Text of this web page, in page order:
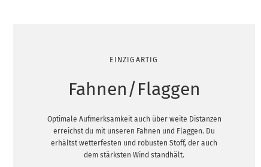
EINZIGARTIG
Fahnen/Flaggen
Optimale Aufmerksamkeit auch über weite Distanzen
erreichst du mit unseren Fahnen und Flaggen. Du
erhältst wetterfesten und robusten Stoff, der auch
dem stärksten Wind standhält.